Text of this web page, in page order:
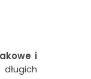
i